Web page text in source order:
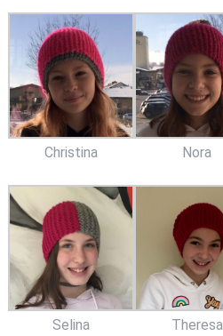
Christina Nora
Selina Theresa